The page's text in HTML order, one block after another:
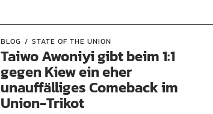
BLOG STATE OF THE UNION
Taiwo Awoniyi gibt beim 1:1
gegen Kiew ein eher
unauffälliges Comeback im
Union-Trikot